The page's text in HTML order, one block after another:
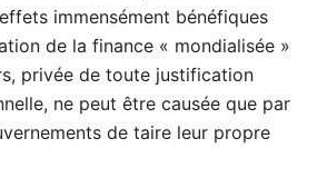
immensément bénéfiques
de la finance « mondialisée »
privée de toute justification
ne peut être causée que par
de taire leur propre